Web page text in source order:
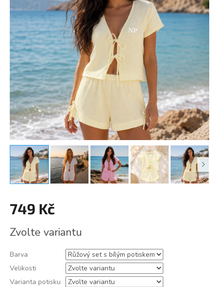
749 Kč
cena:
Zvolte variantu
Barva
Velikosti
Varianta potisku